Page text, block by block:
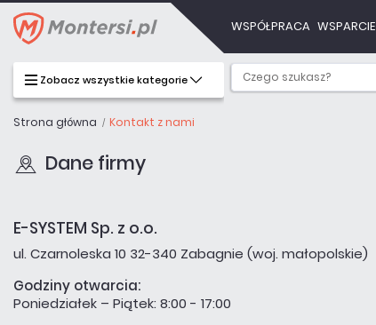
WSPÓŁPRACA WSPARCIE
Zobacz wszystkie kategorie
Strona główna Kontakt z nami
Dane firmy
E-SYSTEM Sp. z o.o.
ul. Czarnoleska 10 32-340 Zabagnie (woj. małopolskie)
Godziny otwarcia:
Poniedziałek – Piątek: 8:00 - 17:00